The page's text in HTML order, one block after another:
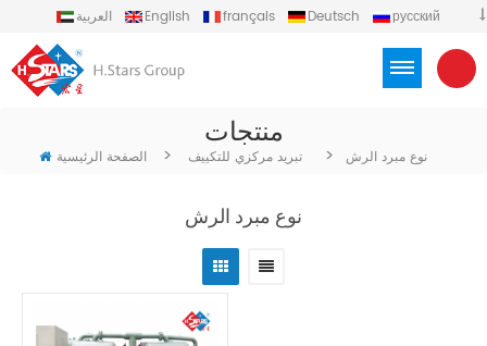
العربية English français Deutsch
русский
منتجات
الصفحة الرئيسية > تبريد مركزي للتكييف > نوع مبرد الرش
نوع مبرد الرش